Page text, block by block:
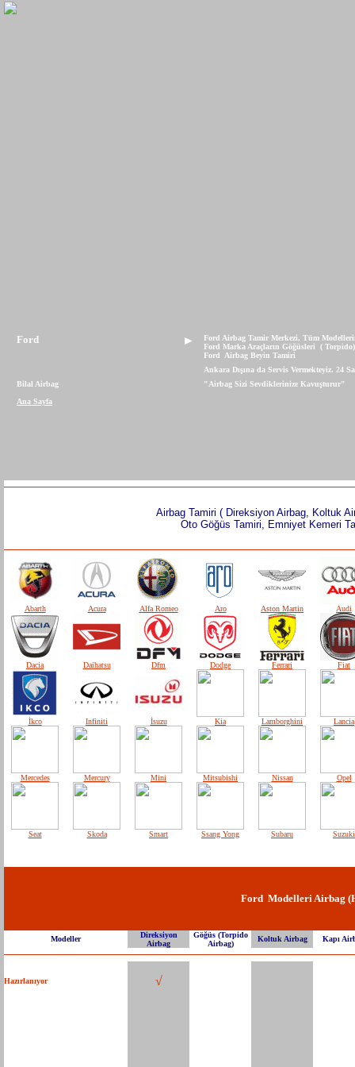
Airbag Tamiri ( Direksiyon Airbag, Koltuk
Oto Göğüs Tamiri, Emniyet Kemeri
Abarth Acura Alfa Romeo Aro Aston Martin Audi
Dacia Daihatsu Dfm Dodge Ferrari Fiat
İkco Infiniti İsuzu Kia Lamborghini Lancia
Mercedes Mercury Mini Mitsubishi Nissan Opel
Seat Skoda Smart Ssang Yong Subaru Suzuki
Ford Modelleri Airbag
Modeller
Direksiyon
Airbag
Göğüs (Torpido
Airbag)
Koltuk Airbag Kapı
Hazırlanıyor √
Ford ►
Ford Airbag Tamir Merkezi, Tüm
Ford Marka Araçların Göğüsleri (
Ford Airbag Beyin Tamiri
Ankara Dışına da Servis Vermekteyiz. 24
Bilal Airbag
Ana Sayfa
"Airbag Sizi Sevdiklerinize Kavuşturur"